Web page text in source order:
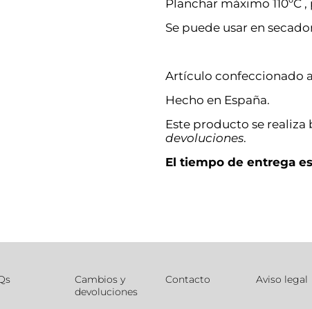
Planchar máximo
Se puede usar en
Artículo confeccionado
Hecho en España.
Este producto se realiza
devoluciones.
El tiempo de entrega
Cambios y
devoluciones
Contacto Aviso legal